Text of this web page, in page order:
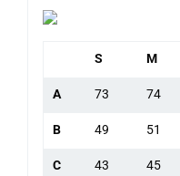
S M
A 73 74
B 49 51
C 43 45